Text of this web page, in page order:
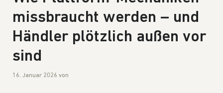
missbraucht werden – und
Händler plötzlich außen vor
sind
16. Januar 2026 von